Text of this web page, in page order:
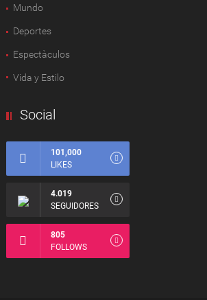
Mundo
Deportes
Espectàculos
Vida y Estilo
Social
101,000
LIKES
4.019
SEGUIDORES
805
FOLLOWS